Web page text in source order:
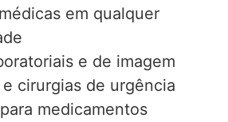
em qualquer
e de imagem
cirurgias de urgência
medicamentos